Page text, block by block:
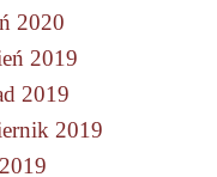
2020
2019
2019
2019